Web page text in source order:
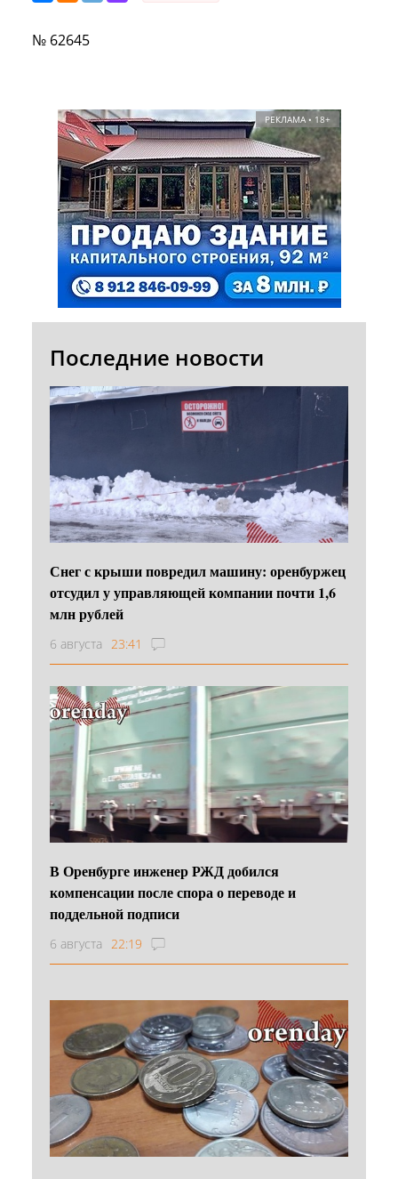
№ 62645
РЕКЛАМА • 18+
Последние новости
Снег с крыши повредил машину: оренбуржец
отсудил у управляющей компании почти 1,6
млн рублей
6 августа 23:41
В Оренбурге инженер РЖД добился
компенсации после спора о переводе и
поддельной подписи
6 августа 22:19